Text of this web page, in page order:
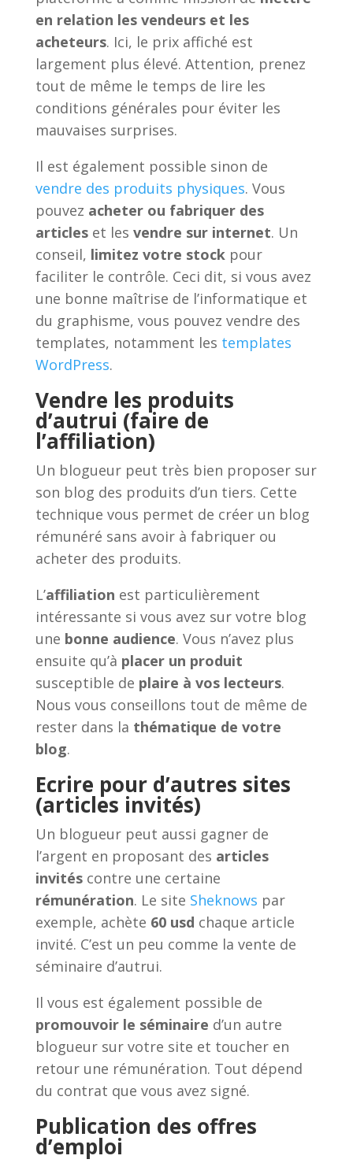
en relation les vendeurs et les
acheteurs. Ici, le prix affiché est
largement plus élevé. Attention, prenez
tout de même le temps de lire les
conditions générales pour éviter les
mauvaises surprises.
Il est également possible sinon de
vendre des produits physiques. Vous
pouvez acheter ou fabriquer des
articleset les vendre sur internet. Un
conseil, limitez votre stockpour
faciliter le contrôle. Ceci dit, si vous avez
une bonne maîtrise de l’informatique et
du graphisme, vous pouvez vendre des
templates, notamment les templates
WordPress.
Vendre les produits
d’autrui (faire de
l’affiliation)
Un blogueur peut très bien proposer sur
son blog des produits d’un tiers. Cette
technique vous permet de créer un blog
rémunéré sans avoir à fabriquer ou
acheter des produits.
L’affiliation est particulièrement
intéressante si vous avez sur votre blog
une bonne audience. Vous n’avez plus
ensuite qu’à placer un produit
susceptible de plaire à vos lecteurs.
Nous vous conseillons tout de même de
rester dans la thématique de votre
blog.
Ecrire pour d’autres sites
(articles invités)
Un blogueur peut aussi gagner de
l’argent en proposant des articles
invitéscontre une certaine
rémunération. Le site Sheknows par
exemple, achète 60 usd chaque article
invité. C’est un peu comme la vente de
séminaire d’autrui.
Il vous est également possible de
promouvoir le séminaire d’un autre
blogueur sur votre site et toucher en
retour une rémunération. Tout dépend
du contrat que vous avez signé.
Publication des offres
d’emploi